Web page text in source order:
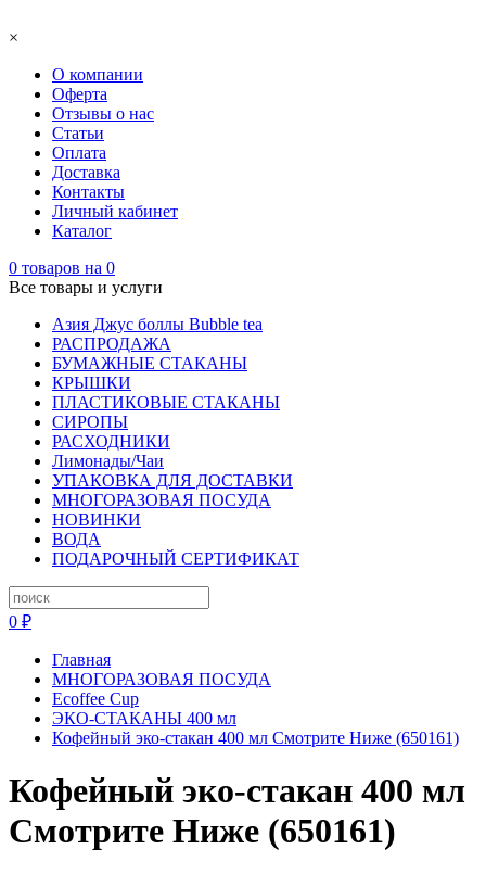
×
О компании
Оферта
Отзывы о нас
Статьи
Оплата
Доставка
Контакты
Личный кабинет
Каталог
0 товаров на 0
Все товары и услуги
Азия Джус боллы Bubble tea
РАСПРОДАЖА
БУМАЖНЫЕ СТАКАНЫ
КРЫШКИ
ПЛАСТИКОВЫЕ СТАКАНЫ
СИРОПЫ
РАСХОДНИКИ
Лимонады/Чаи
УПАКОВКА ДЛЯ ДОСТАВКИ
МНОГОРАЗОВАЯ ПОСУДА
НОВИНКИ
ВОДА
ПОДАРОЧНЫЙ СЕРТИФИКАТ
0 ₽
Главная
МНОГОРАЗОВАЯ ПОСУДА
Ecoffee Cup
ЭКО-СТАКАНЫ 400 мл
Кофейный эко-стакан 400 мл Смотрите Ниже (650161)
Кофейный эко-стакан 400 мл
Смотрите Ниже (650161)